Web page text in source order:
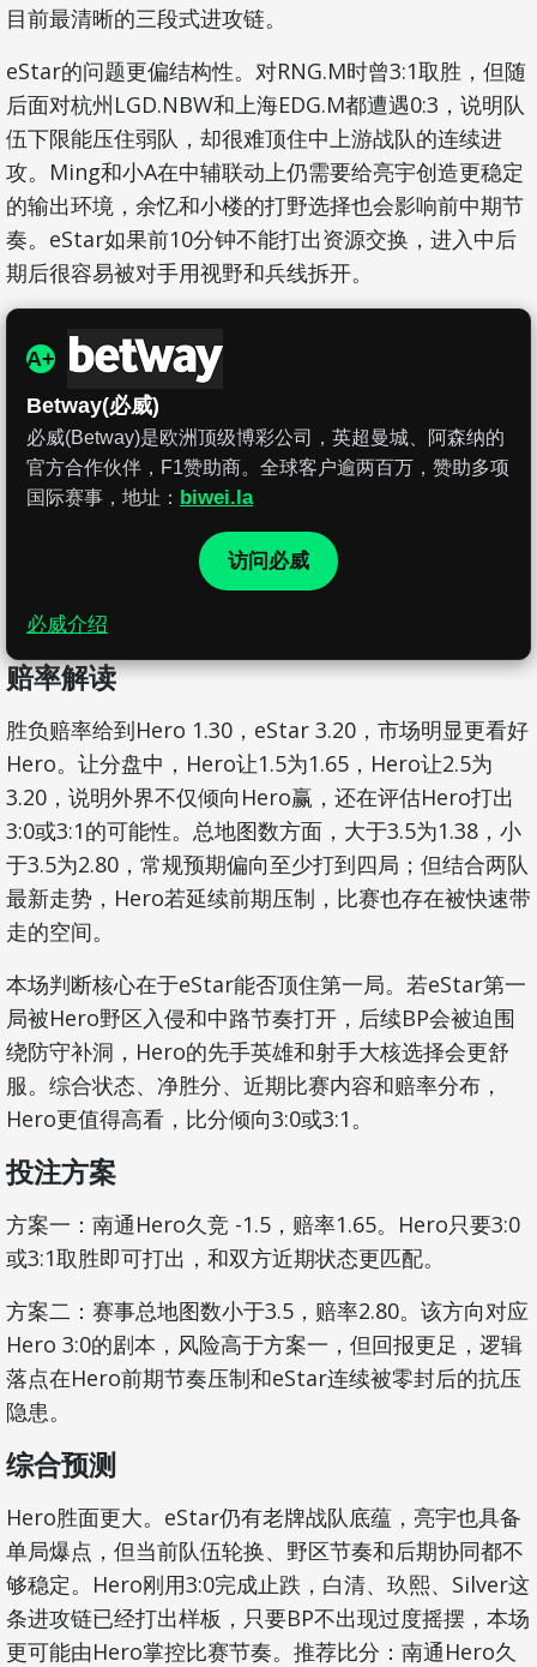
目前最清晰的三段式进攻链。
eStar的问题更偏结构性。对RNG.M时曾3:1取胜，但随
后面对杭州LGD.NBW和上海EDG.M都遭遇0:3，说明队
伍下限能压住弱队，却很难顶住中上游战队的连续进
攻。Ming和小A在中辅联动上仍需要给亮宇创造更稳定
的输出环境，余忆和小楼的打野选择也会影响前中期节
奏。eStar如果前10分钟不能打出资源交换，进入中后
期后很容易被对手用视野和兵线拆开。
A+
Betway(必威)
必威(Betway)是欧洲顶级博彩公司，英超曼城、阿森纳的
官方合作伙伴，F1赞助商。全球客户逾两百万，赞助多项
国际赛事，地址： biwei.la
访问必威
必威介绍
赔率解读
胜负赔率给到Hero 1.30，eStar 3.20，市场明显更看好
Hero。让分盘中，Hero让1.5为1.65，Hero让2.5为
3.20，说明外界不仅倾向Hero赢，还在评估Hero打出
3:0或3:1的可能性。总地图数方面，大于3.5为1.38，小
于3.5为2.80，常规预期偏向至少打到四局；但结合两队
最新走势，Hero若延续前期压制，比赛也存在被快速带
走的空间。
本场判断核心在于eStar能否顶住第一局。若eStar第一
局被Hero野区入侵和中路节奏打开，后续BP会被迫围
绕防守补洞，Hero的先手英雄和射手大核选择会更舒
服。综合状态、净胜分、近期比赛内容和赔率分布，
Hero更值得高看，比分倾向3:0或3:1。
投注方案
方案一：南通Hero久竞 -1.5，赔率1.65。Hero只要3:0
或3:1取胜即可打出，和双方近期状态更匹配。
方案二：赛事总地图数小于3.5，赔率2.80。该方向对应
Hero 3:0的剧本，风险高于方案一，但回报更足，逻辑
落点在Hero前期节奏压制和eStar连续被零封后的抗压
隐患。
综合预测
Hero胜面更大。eStar仍有老牌战队底蕴，亮宇也具备
单局爆点，但当前队伍轮换、野区节奏和后期协同都不
够稳定。Hero刚用3:0完成止跌，白清、玖熙、Silver这
条进攻链已经打出样板，只要BP不出现过度摇摆，本场
更可能由Hero掌控比赛节奏。推荐比分：南通Hero久